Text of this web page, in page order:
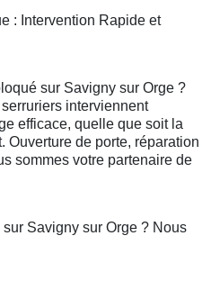
: Intervention Rapide et
sur Savigny sur Orge ?
interviennent
efficace, quelle que soit la
Ouverture de porte, réparation
sommes votre partenaire de
Savigny sur Orge ? Nous